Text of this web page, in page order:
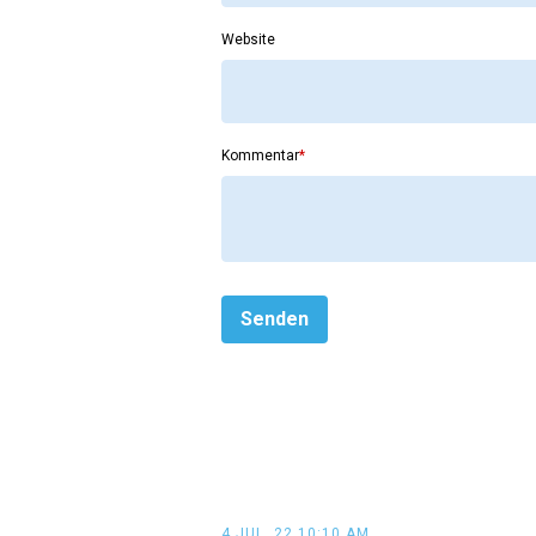
Website
Kommentar*